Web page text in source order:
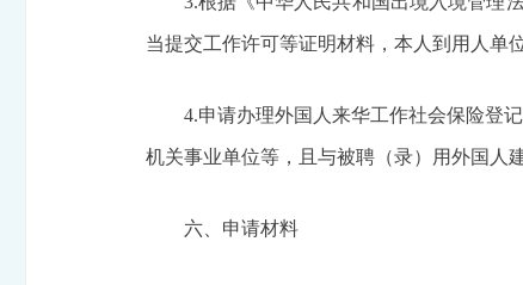
当提交工作许可等证明材料，本人到用人单
4.申请办理外国人来华工作社会保险登
机关事业单位等，且与被聘（录）用外国人
六、申请材料